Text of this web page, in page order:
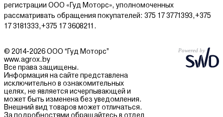
регистрации ООО «Гуд Моторс», уполномоченных
рассматривать обращения покупателей: 375 17 3771393,+375
17 3181333,+375 17 3608211.
© 2014-2026 ООО “Гуд Моторс”
www.agrox.by
Все права защищены.
Информация на сайте представлена
исключительно в ознакомительных
целях, не является исчерпывающей и
может быть изменена без уведомления.
Внешний вид товаров может отличаться.
За подробностями обращайтесь в отдел